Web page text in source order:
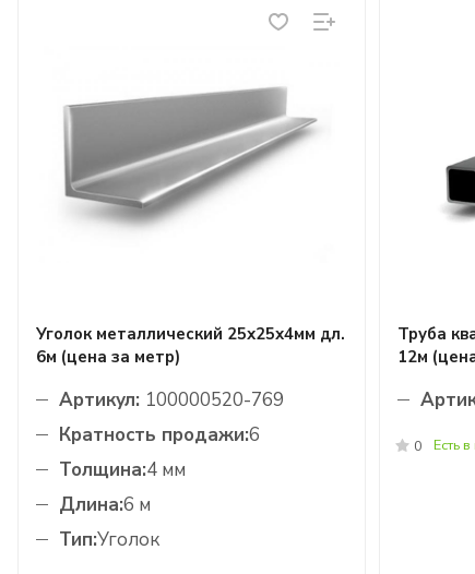
Уголок металлический 25х25х4мм дл.
6м (цена за метр)
Артикул: 100000520-769
Кратность продажи:6
Толщина:4 мм
Длина:6 м
Тип:Уголок
Труба
12м
0 Есть